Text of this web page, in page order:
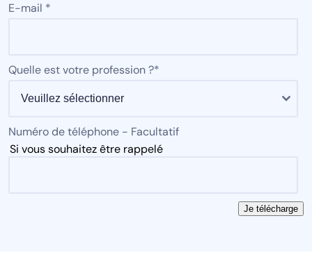
E-mail *
Quelle est votre profession ?*
Numéro de téléphone - Facultatif
Si vous souhaitez être rappelé